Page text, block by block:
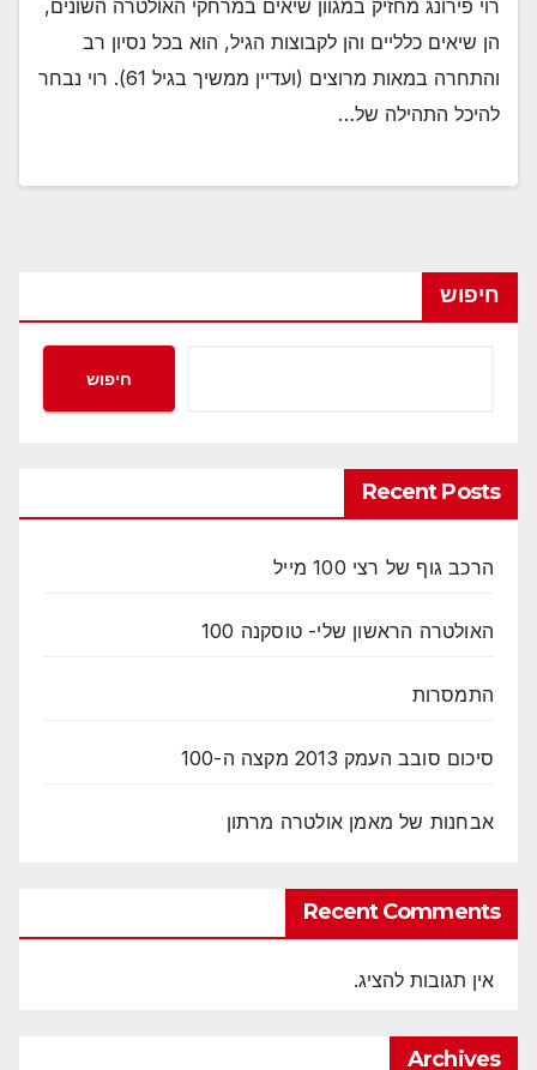
רוי פירונג מחזיק במגוון שיאים במרחקי האולטרה השונים,
הן שיאים כלליים והן לקבוצות הגיל, הוא בכל נסיון רב
והתחרה במאות מרוצים (ועדיין ממשיך בגיל 61). רוי נבחר
להיכל התהילה של…
חיפוש
חיפוש
Recent Posts
הרכב גוף של רצי 100 מייל
האולטרה הראשון שלי- טוסקנה 100
התמסרות
סיכום סובב העמק 2013 מקצה ה-100
אבחנות של מאמן אולטרה מרתון
Recent Comments
אין תגובות להציג.
Archives